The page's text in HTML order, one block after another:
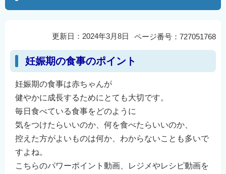
ページ番号：727051768
更新日：2024年3月8日
妊娠期の食事のポイント
妊娠期の食事は赤ちゃんが
健やかに成長するためにとても大切です。
毎日食べている食事をどのように
気をつけたらいいのか、何を食べたらいいのか、
控えた方がよいものは何か、わからないことも多いで
すよね。
こちらのパワーポイント動画、レジメやレシピ動画を